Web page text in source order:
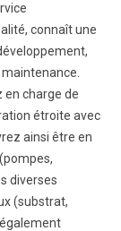
connaît une
en charge de
étroite avec
ainsi être en
diverses
(substrat,